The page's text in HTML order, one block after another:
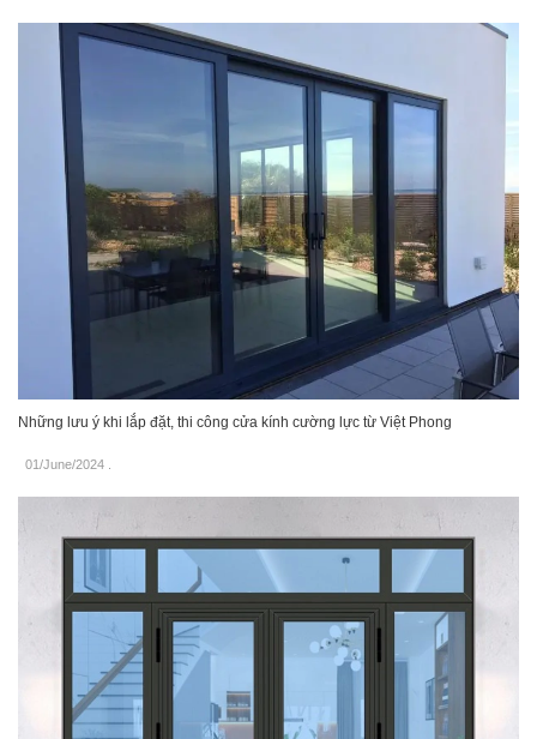
Những lưu ý khi lắp đặt, thi công cửa kính cường lực từ Việt Phong
01/June/2024